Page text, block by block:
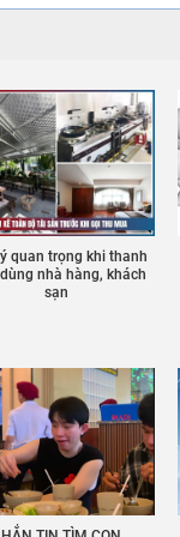
quan trọng khi thanh
nhà hàng, khách
sạn